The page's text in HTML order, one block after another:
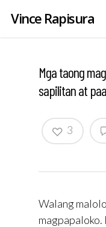
Vince Rapisura
Mga taong
sapilitan at
3
Walang
magpapaloko.